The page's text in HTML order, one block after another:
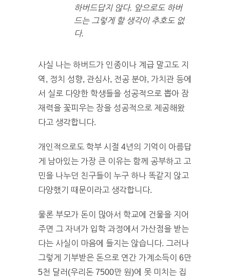
하버드답지 않다. 앞으로도 하버
드는 그렇게 할 생각이 추호도 없
다.
사실 나는 하버드가 인종이나 계급 말고도 지
역, 정치 성향, 관심사, 전공 분야, 가치관 등에
서 실로 다양한 학생들을 성공적으로 뽑아 잠
재력을 꽃피우는 장을 성공적으로 제공해왔
다고 생각합니다.
개인적으로도 학부 시절 4년의 기억이 아름답
게 남아있는 가장 큰 이유는 함께 공부하고 고
민을 나누던 친구들이 누구 하나 똑같지 않고
다양했기 때문이라고 생각합니다.
물론 부모가 돈이 많아서 학교에 건물을 지어
주면 그 자녀가 입학 과정에서 가산점을 받는
다는 사실이 마음에 들지는 않습니다. 그러나
그렇게 기부받은 돈으로 연간 가계소득이 6만
5천 달러(우리돈 7500만 원)에 못 미치는 집